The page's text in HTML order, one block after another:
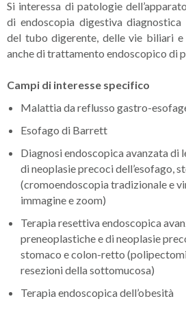
Si interessa di patologie
di endoscopia digestiva
del tubo digerente, delle vie biliari e
anche di trattamento endoscopico di
Campi di interesse specifico
Malattia da reflusso gastro-
Esofago di Barrett
Diagnosi endoscopica avanzata di
di neoplasie precoci dell’esofago,
(cromoendoscopia tradizionale e
immagine e zoom)
Terapia resettiva endoscopica
preneoplastiche e di neoplasie
stomaco e colon-retto
resezioni della sottomucosa)
Terapia endoscopica dell’obesità